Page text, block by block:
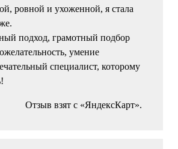
ровной и ухоженной, я стала
подход, грамотный подбор
умение
специалист, которому
Отзыв взят с «ЯндексКарт».